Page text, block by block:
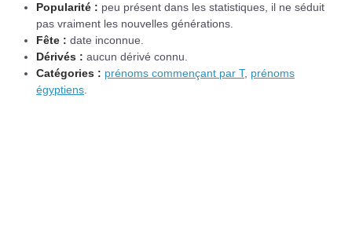
Popularité : peu présent dans les statistiques, il ne séduit
pas vraiment les nouvelles générations.
Fête : date inconnue.
Dérivés : aucun dérivé connu.
Catégories : prénoms commençant par T, prénoms
égyptiens